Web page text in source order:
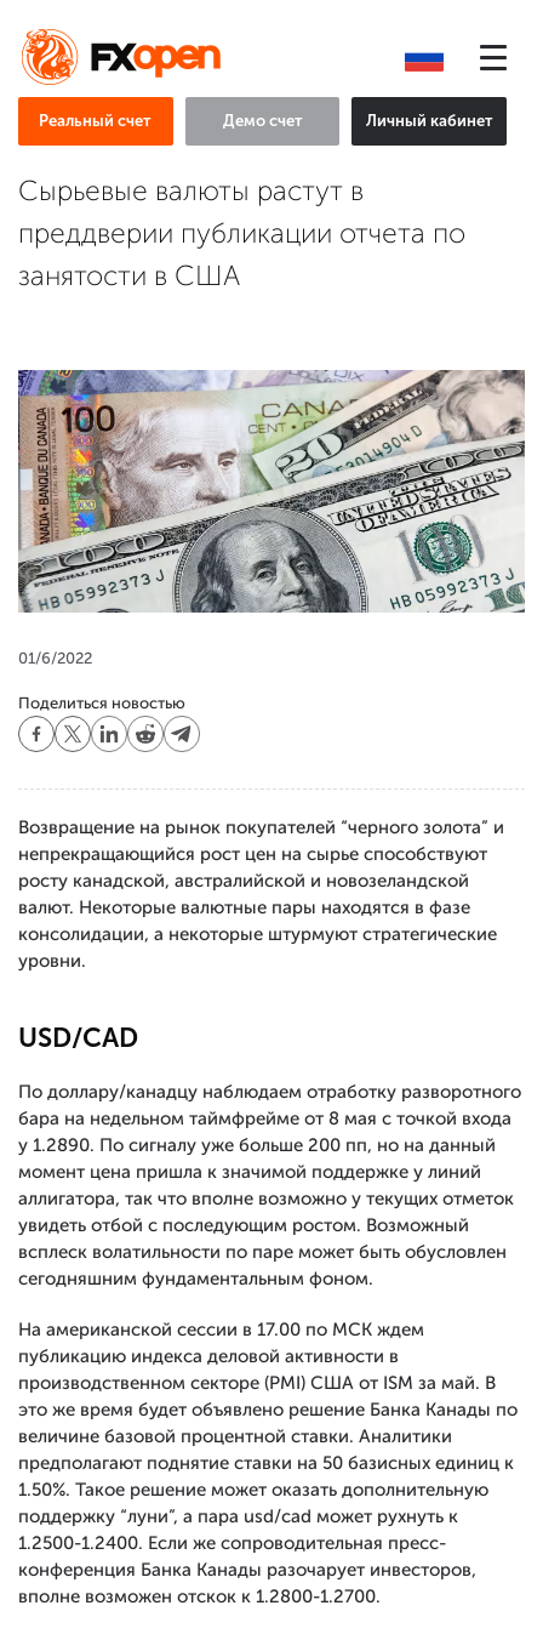
Реальный счет Демо счет Личный кабинет
Сырьевые валюты растут в
преддверии публикации отчета по
занятости в США
01/6/2022
Поделиться новостью
Возвращение на рынок покупателей “черного золота” и
непрекращающийся рост цен на сырье способствуют
росту канадской, австралийской и новозеландской
валют. Некоторые валютные пары находятся в фазе
консолидации, а некоторые штурмуют стратегические
уровни.
USD/CAD
По доллару/канадцу наблюдаем отработку разворотного
бара на недельном таймфрейме от 8 мая с точкой входа
у 1.2890. По сигналу уже больше 200 пп, но на данный
момент цена пришла к значимой поддержке у линий
аллигатора, так что вполне возможно у текущих отметок
увидеть отбой с последующим ростом. Возможный
всплеск волатильности по паре может быть обусловлен
сегодняшним фундаментальным фоном.
На американской сессии в 17.00 по МСК ждем
публикацию индекса деловой активности в
производственном секторе (PMI) США от ISM за май. В
это же время будет объявлено решение Банка Канады по
величине базовой процентной ставки. Аналитики
предполагают поднятие ставки на 50 базисных единиц к
1.50%. Такое решение может оказать дополнительную
поддержку “луни”, а пара usd/cad может рухнуть к
1.2500-1.2400. Если же сопроводительная пресс-
конференция Банка Канады разочарует инвесторов,
вполне возможен отскок к 1.2800-1.2700.